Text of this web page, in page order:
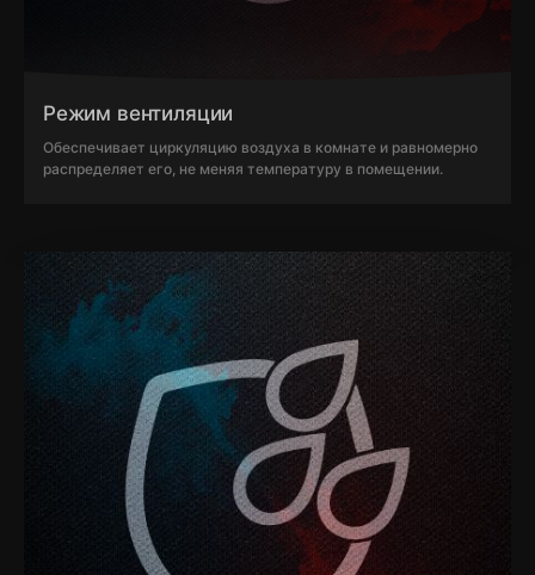
Режим вентиляции
Обеспечивает циркуляцию воздуха в комнате и равномерно
распределяет его, не меняя температуру в помещении.